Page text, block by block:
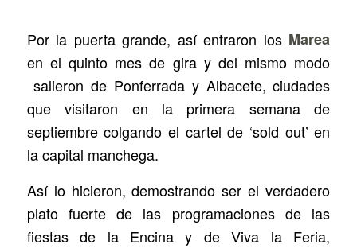
Por la puerta grande, así entraron los Marea
en el quinto mes de gira y del mismo modo
salieron de Ponferrada y Albacete, ciudades
que visitaron en la primera semana de
septiembre colgando el cartel de ‘sold out’ en
la capital manchega.
Así lo hicieron, demostrando ser el verdadero
plato fuerte de las programaciones de las
fiestas de la Encina y de Viva la Feria,